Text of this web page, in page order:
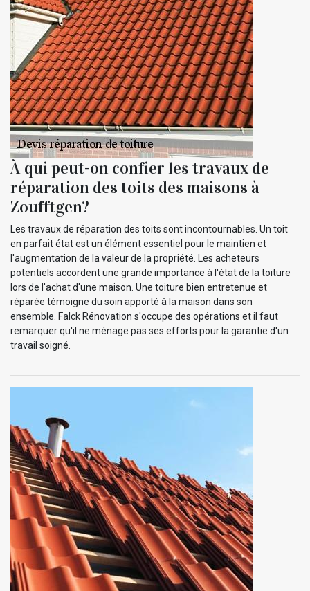
À qui peut-on confier les travaux de
réparation des toits des maisons à
Zoufftgen?
Les travaux de réparation des toits sont incontournables. Un toit
en parfait état est un élément essentiel pour le maintien et
l'augmentation de la valeur de la propriété. Les acheteurs
potentiels accordent une grande importance à l'état de la toiture
lors de l'achat d'une maison. Une toiture bien entretenue et
réparée témoigne du soin apporté à la maison dans son
ensemble. Falck Rénovation s'occupe des opérations et il faut
remarquer qu'il ne ménage pas ses efforts pour la garantie d'un
travail soigné.